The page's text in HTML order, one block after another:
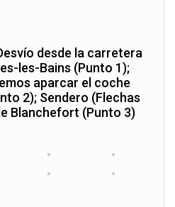
desde la carretera
les-Bains (Punto 1);
aparcar el coche
2); Sendero (Flechas
Blanchefort (Punto 3)